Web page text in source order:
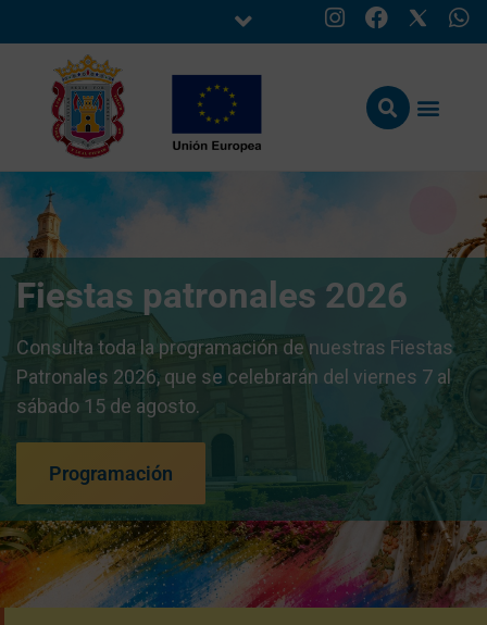
Fiestas patronales 2026
Consulta toda la programación de nuestras Fiestas
Patronales 2026, que se celebrarán del viernes 7 al
sábado 15 de agosto.
Programación